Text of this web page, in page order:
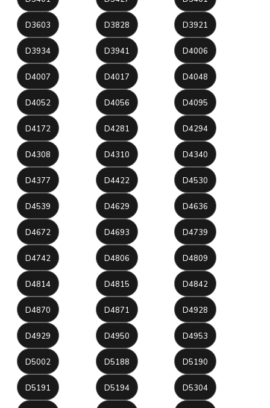
D3603 D3828 D3921
D3934 D3941 D4006
D4007 D4017 D4048
D4052 D4056 D4095
D4172 D4281 D4294
D4308 D4310 D4340
D4377 D4422 D4530
D4539 D4629 D4636
D4672 D4693 D4739
D4742 D4806 D4809
D4814 D4815 D4842
D4870 D4871 D4928
D4929 D4950 D4953
D5002 D5188 D5190
D5191 D5194 D5304